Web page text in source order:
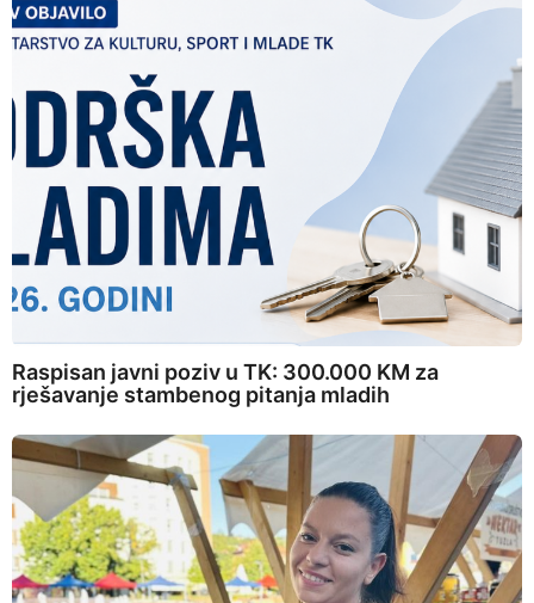
Raspisan javni poziv u TK: 300.000 KM za
rješavanje stambenog pitanja mladih